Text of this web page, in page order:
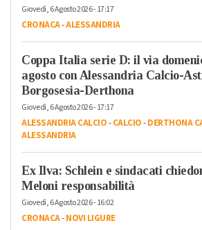
Giovedì, 6 Agosto 2026 - 17:17
CRONACA-ALESSANDRIA
Coppa Italia serie D: il via
agosto con Alessandria Calcio-
Borgosesia-Derthona
Giovedì, 6 Agosto 2026 - 17:17
ALESSANDRIA CALCIO-CALCIO-DERTHONA
ALESSANDRIA
Ex Ilva: Schlein e sindacati
Meloni responsabilità
Giovedì, 6 Agosto 2026 - 16:02
CRONACA-NOVI LIGURE